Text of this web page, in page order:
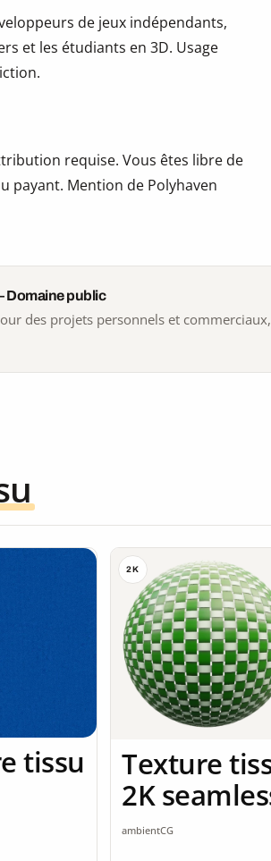
de jeux indépendants,
et les étudiants en 3D. Usage
requise. Vous êtes libre de
payant. Mention de Polyhaven
Domaine public
des projets personnels et
tissu
2K
Texture
2K
ambientCG